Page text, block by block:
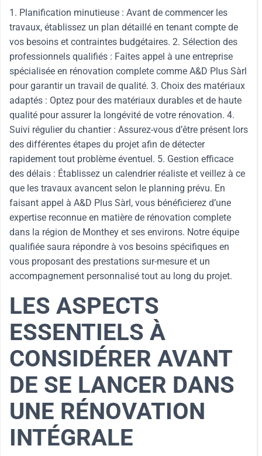
1. Planification minutieuse : Avant de commencer les
travaux, établissez un plan détaillé en tenant compte de
vos besoins et contraintes budgétaires. 2. Sélection des
professionnels qualifiés : Faites appel à une entreprise
spécialisée en rénovation complete comme A&D Plus Sàrl
pour garantir un travail de qualité. 3. Choix des matériaux
adaptés : Optez pour des matériaux durables et de haute
qualité pour assurer la longévité de votre rénovation. 4.
Suivi régulier du chantier : Assurez-vous d’être présent lors
des différentes étapes du projet afin de détecter
rapidement tout problème éventuel. 5. Gestion efficace
des délais : Établissez un calendrier réaliste et veillez à ce
que les travaux avancent selon le planning prévu. En
faisant appel à A&D Plus Sàrl, vous bénéficierez d’une
expertise reconnue en matière de rénovation complete
dans la région de Monthey et ses environs. Notre équipe
qualifiée saura répondre à vos besoins spécifiques en
vous proposant des prestations sur-mesure et un
accompagnement personnalisé tout au long du projet.
LES ASPECTS
ESSENTIELS À
CONSIDÉRER AVANT
DE SE LANCER DANS
UNE RÉNOVATION
INTÉGRALE